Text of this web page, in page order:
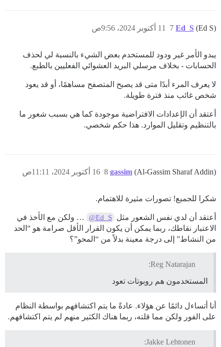
Ed_S (Ed S) 11 أكتوبر 2024، 9:56ص 7
يبدو الأمر غير ودود للمستخدم بعض الشيء بالنسبة لي لحذف
الحسابات - بخلاف مرسلي البريد العشوائي الفعليين بالطبع.
لا يعرف المرء أبدًا متى قد يصبح المتصفح مساهمًا، أو قد يعود
شخص غائب منذ فترة طويلة.
أعتقد أن الإعدادات الافتراضية موجودة كما هي بسبب شعور ما
بالتنظيم وتقليل الموارد. هذا حكم شخصي.
gassim (Al-Gassim Sharaf Addin) 16 أكتوبر 2024، 11:11ص 8
شكرا للجميع! تصورات مثيرة للاهتمام.
أعتقد أن لدي نفس الشعور مثل @Ed_S
… ولكن مع الأخذ في
الاعتبار نقاطك، ربما يمكن أن يكون القرار الأقل صرامة هو “الحد
من النشاط” إلى درجة معينة بدلاً من “المحو”؟
Reg Natarajan:
المستخدمون هم روبوتات تعود
أنا أتساءل دائمًا عن هؤلاء. عادةً ما يتم اكتشافهم بواسطة النظام
على الفور ولكن مما قلته، ربما هناك الكثير منهم لم يتم اكتشافهم.
Jakke Lehtonen: